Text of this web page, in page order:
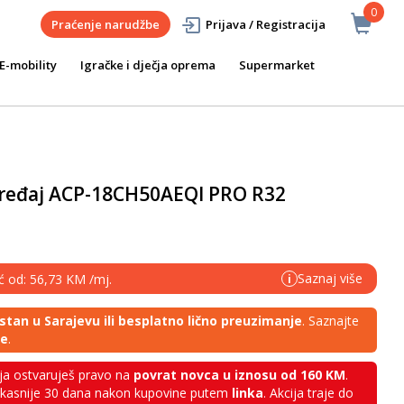
0
Praćenje narudžbe Prijava / Registracija
E-mobility Igračke i dječja oprema Supermarket
ACP-18CH50AEQI PRO R32
od: 56,73 KM /mj. i Saznaj više
u Sarajevu ili besplatno lično preuzimanje. Saznajte
.
ostvaruješ pravo na povrat novca u iznosu od 160 KM.
30 dana nakon kupovine putem linka. Akcija traje do